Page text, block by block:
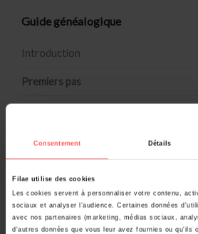
Consentement Détails
Filae utilise des cookies
Les cookies servent à personnaliser votre contenu,
sociaux et analyser l’audience. Certaines données
avec nos partenaires (marketing, médias sociaux,
d'autres données que vous leur avez fournies ou qu'ils
Guide généalogique
Introduction
Premiers pas
Commencer une recherche familiale
L’étymologie des noms de famille
Les prénoms autrefois